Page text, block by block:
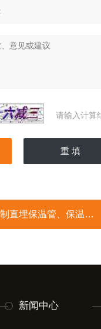
请输入计算
保温管、保温管厂家
新闻中心